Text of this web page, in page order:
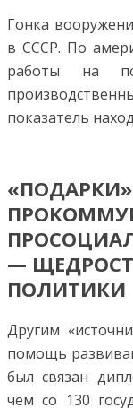
Гонка
в СССР. По
работы на
показатель
«ПОДАРКИ»
—
ПОЛИТИКИ
Другим
помощь
был связан
чем со 130